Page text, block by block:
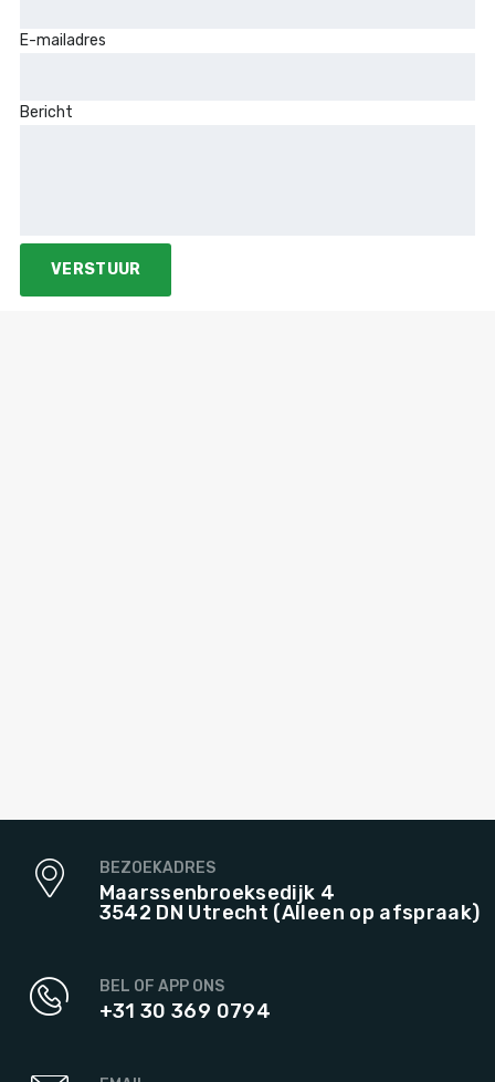
E-mailadres
Bericht
BEZOEKADRES
Maarssenbroeksedijk 4
3542 DN Utrecht (Alleen op afspraak)
BEL OF APP ONS
+31 30 369 0794